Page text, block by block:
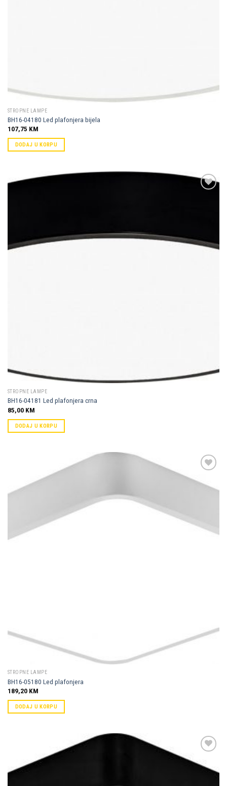
STROPNE LAMPE
BH16-04180 Led plafonjera bijela
107,75 KM
DODAJ U KORPU
STROPNE LAMPE
BH16-04181 Led plafonjera crna
85,00 KM
DODAJ U KORPU
STROPNE LAMPE
BH16-05180 Led plafonjera
189,20 KM
DODAJ U KORPU